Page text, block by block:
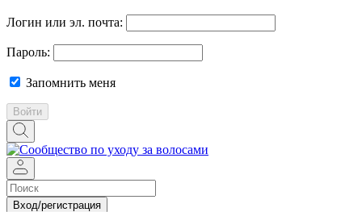
Логин или эл. почта:
Пароль:
Запомнить меня
Войти
Вход/регистрация